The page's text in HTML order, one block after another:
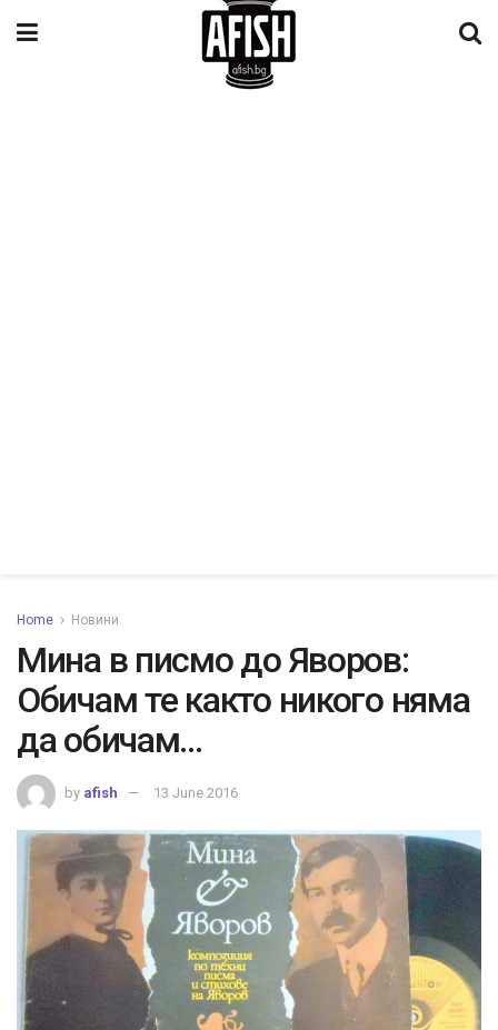
Home Новини
Мина в писмо до Яворов:
Обичам те както никого няма
да обичам…
by afish 13 June 2016